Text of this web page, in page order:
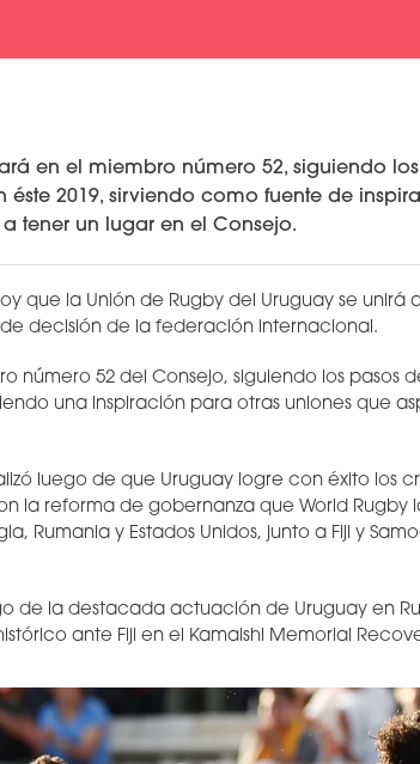
en el miembro número 52, siguiendo
éste 2019, sirviendo como fuente de
tener un lugar en el Consejo.
que la Unión de Rugby del Uruguay se unirá
decisión de la federación internacional.
número 52 del Consejo, siguiendo los pasos
una inspiración para otras uniones que
luego de que Uruguay logre con éxito los
la reforma de gobernanza que World Rugby
Rumania y Estados Unidos, junto a Fiji y
de la destacada actuación de Uruguay en
ante Fiji en el Kamaishi Memorial